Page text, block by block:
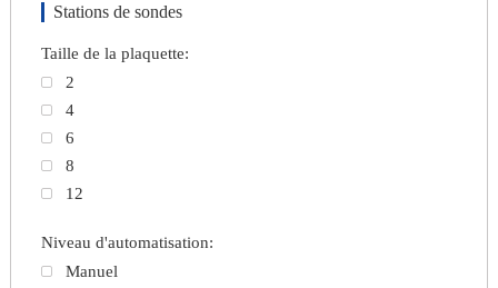
Stations de sondes
Taille de la plaquette:
2
4
6
8
12
Niveau d'automatisation:
Manuel